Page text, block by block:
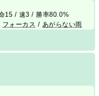
15 / 速3 / 勝率80.0%
フォーカス / あがらない雨